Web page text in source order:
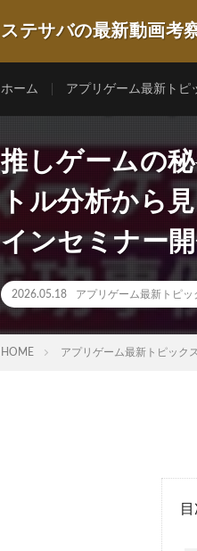
ステサバの最新動画考
ホーム アプリゲーム最新トピ
推しゲームの
トル分析から
インセミナー
2026.05.18 アプリゲーム最新トピッ
HOME アプリゲーム最新トピックス